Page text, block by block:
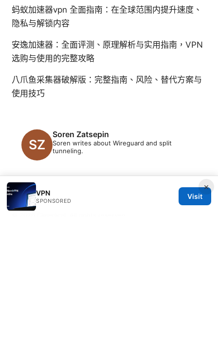
蚂蚁加速器vpn 全面指南：在全球范围内提升速度、
隐私与解锁内容
安逸加速器：全面评测、原理解析与实用指南，VPN
选购与使用的完整攻略
八爪鱼采集器破解版：完整指南、风险、替代方案与
使用技巧
Soren Zatsepin
Soren writes about Wireguard and split
tunneling.
×
VPN
SPONSORED
Visit